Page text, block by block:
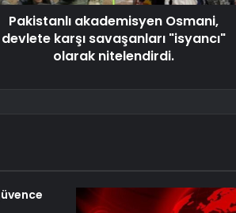
Pakistanlı akademisyen Osmani,
devlete karşı savaşanları "isyancı"
olarak nitelendirdi.